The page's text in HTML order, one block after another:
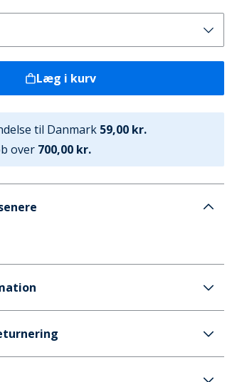
Læg i kurv
til Danmark 59,00 kr.
over 700,00 kr.
to pak ensfarvede poloskjorter